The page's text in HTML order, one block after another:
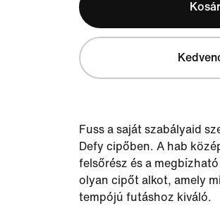
Fuss a saját szabályaid
Defy cipőben. A hab
felsőrész és a
olyan cipőt alkot, amely
tempójú futáshoz kiváló.